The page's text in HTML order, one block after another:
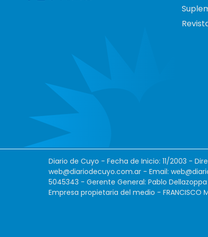
Diario de Cuyo - Fecha de Inicio: 11/2003 -
web@diariodecuyo.com.ar - Email:
5045343 - Gerente General: Pablo
Empresa propietaria del medio - FRANCISCO